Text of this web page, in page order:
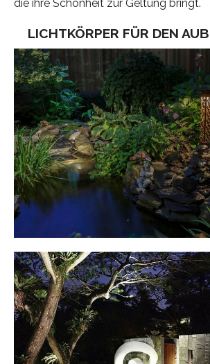
die ihre Schönheit zur Geltung bringt.
LICHTKÖRPER FÜR DEN